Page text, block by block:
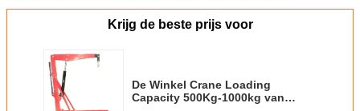
Krijg de beste prijs voor
De Winkel Crane Loading
Capacity 500Kg-1000kg van